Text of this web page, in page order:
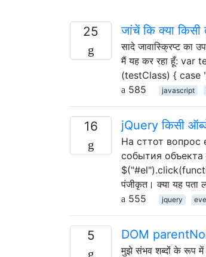
25 जांचें कि क्या किसी
सादे जावास्क्रिप्ट का
मैं यह कर रहा हूँ:
(testClass) { case
585
javascript
16 jQuery किसी
На сттот вопрос
события объекта
पंजीकृत। क्या यह पता
555
jquery
5 DOM
मुझे संभव शब्दों के रूप